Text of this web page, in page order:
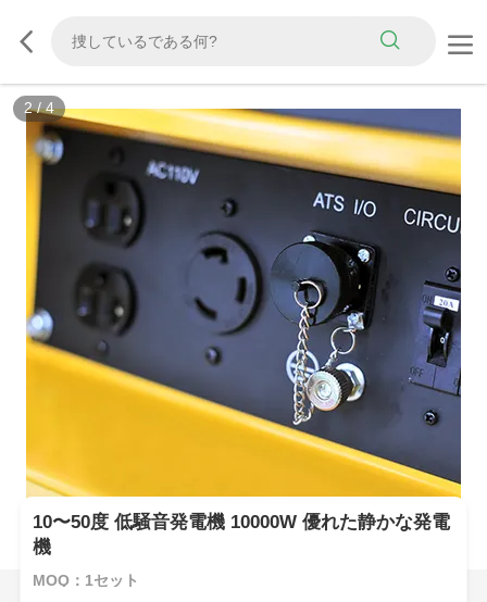
2/4
10〜50度 低騒音発電機 10000W 優れた静かな発電
機
MOQ：1セット